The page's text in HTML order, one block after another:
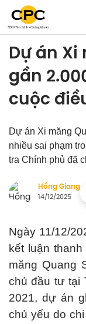
Dự án
gần
cuộc
Dự án Xi măng
nhiều sai phạm
tra Chính phủ đã
Hồng Giang
14/12/2025
Ngày 11/12/
kết luận
măng Quang
chủ đầu tư tại
2021, dự án
chủ yếu do